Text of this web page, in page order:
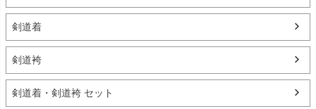
剣道着
剣道袴
剣道着・剣道袴 セット